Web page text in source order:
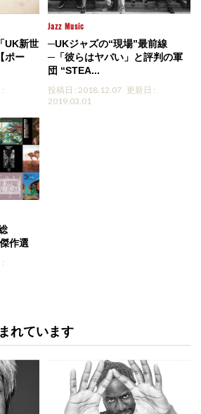
UK新世
ポー
Jazz Music
─UKジャズの“現場”最前線
─「彼らはヤバい」と評判の軍
団 “STEA...
投稿日 : 2018.12.07 更新日 :
2019.03.01
作選
れています